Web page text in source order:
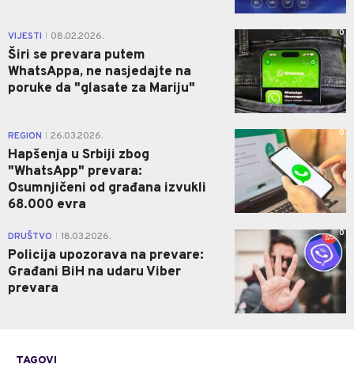
VIJESTI 08.02.2026.
Širi se prevara putem
WhatsAppa, ne nasjedajte na
poruke da "glasate za Mariju"
0
REGION 26.03.2026.
Hapšenja u Srbiji zbog
"WhatsApp" prevara:
Osumnjičeni od građana izvukli
68.000 evra
0
DRUŠTVO 18.03.2026.
Policija upozorava na prevare:
Građani BiH na udaru Viber
prevara
0
TAGOVI